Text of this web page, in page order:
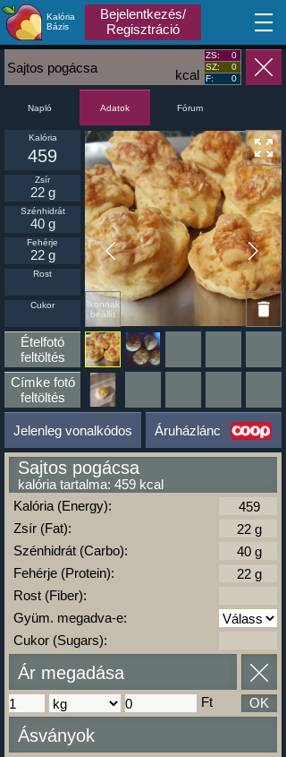
Kalória
Bázis
Bejelentkezés/
Regisztráció
MA
kcal
Sajtos pogácsa
ZS:
0
SZ:
0
F:
0
Napló Adatok Fórum
Ikonnak
beállít
Kalória
459
Zsír
22 g
Szénhidrát
40 g
Fehérje
22 g
Rost
Cukor
Ételfotó
feltöltés
Címke fotó
feltöltés
Jelenleg vonalkódos Áruházlánc
Sajtos pogácsa
kalória tartalma: 459 kcal
Kalória (Energy):
Zsír (Fat):
Szénhidrát (Carbo):
Fehérje (Protein):
Rost (Fiber):
Gyüm. megadva-e:
Cukor (Sugars):
Ár megadása
Ft OK
Ásványok